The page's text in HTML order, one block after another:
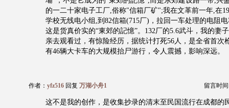
的一二十家电子工厂,俗称"信箱厂矿";我在文革前一年,在
学校无线电小组,到82信箱(715厂)，拉回一车处理的电阻
这是货真价实的“東郊的記憶”。132厂的5.6武斗，我的妻
亲去观看过，有惊险经历，据统计打死56人，是全省首次
有46辆大卡车的大规模抬尸游行，令人震撼，影响深远。
作者： yfz516 回复 万湖小舟1 留言时间
这不是我的创作，是收集抄录的清末至民国流行在成都